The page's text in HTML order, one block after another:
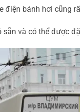
điện bánh hơi cũng
sẵn và có thể được